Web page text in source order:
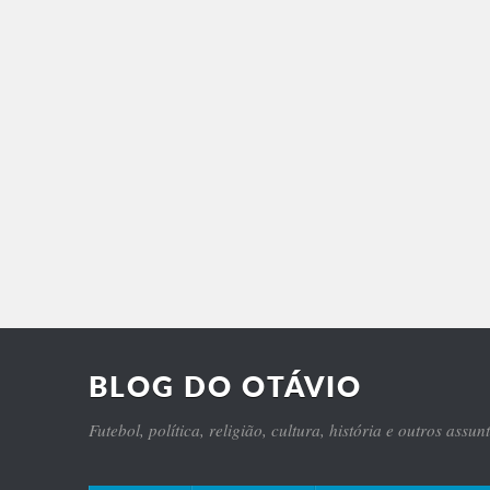
BLOG DO OTÁVIO
Futebol, política, religião, cultura, história e outros